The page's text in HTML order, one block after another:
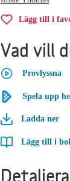
Lägg till i
Vad vill
Provlyssna
Spela upp
Ladda ner
Lägg till i